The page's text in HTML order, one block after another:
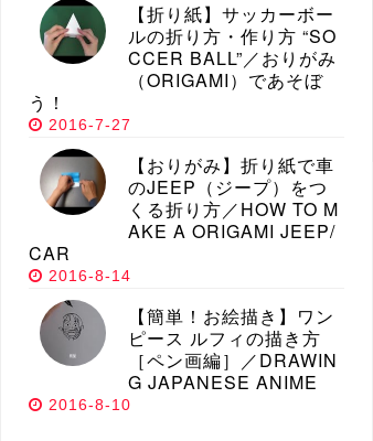
【折り紙】サッカーボー
ルの折り方・作り方 “SO
CCER BALL”／おりがみ
（ORIGAMI）であそぼ
う！
2016-7-27
【おりがみ】折り紙で車
のJEEP（ジープ）をつ
くる折り方／HOW TO M
AKE A ORIGAMI JEEP/
CAR
2016-8-14
【簡単！お絵描き】ワン
ピース ルフィの描き方
［ペン画編］／DRAWIN
G JAPANESE ANIME
2016-8-10